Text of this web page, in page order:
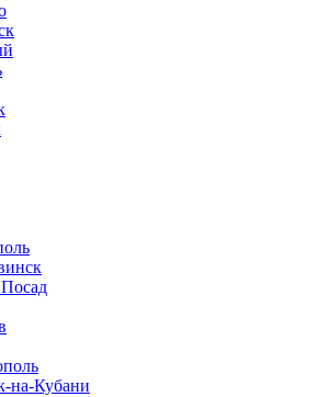
на-Кубани